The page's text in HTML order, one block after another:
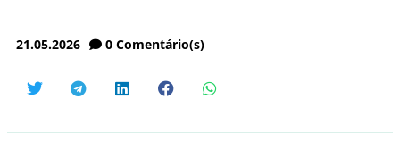
21.05.2026 0 Comentário(s)